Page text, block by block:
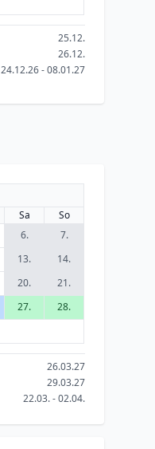
25.12.
26.12.
24.12.26 - 08.01.27
Sa
So
6.
7.
13.
14.
20.
21.
27.
28.
26.03.27
29.03.27
22.03. - 02.04.